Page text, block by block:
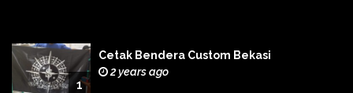
1
Cetak Bendera Custom Bekasi
2 years ago